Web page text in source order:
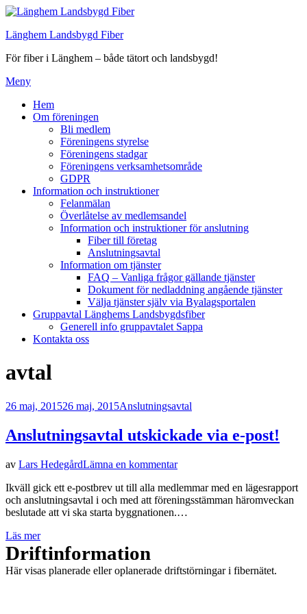
Hoppa
innehåll
Länghem Landsbygd Fiber
För fiber i Länghem – både tätort och landsbygd!
Meny
Hem
Om föreningen
Bli medlem
Föreningens styrelse
Föreningens stadgar
Föreningens verksamhetsområde
GDPR
Information och instruktioner
Felanmälan
Överlåtelse av medlemsandel
Information och instruktioner för anslutning
Fiber till företag
Anslutningsavtal
Information om tjänster
FAQ – Vanliga frågor gällande tjänster
Dokument för nedladdning angående tjänster
Välja tjänster själv via Byalagsportalen
Gruppavtal Länghems Landsbygdsfiber
Generell info gruppavtalet Sappa
Kontakta oss
Etikett
:
avtal
Publicerad
26 maj, 201526 maj, 2015Anslutningsavtal
Anslutningsavtal utskickade via e-post!
av Lars HedegårdLämna en kommentarpå
utskickade
via
e-
Ikväll gick ett e-postbrev ut till alla medlemmar med en lägesrapport
och anslutningsavtal i och med att föreningsstämman häromveckan
beslutade att vi ska starta byggnationen.…
Läs mer
Driftinformation
Här visas planerade eller oplanerade driftstörningar i fibernätet.